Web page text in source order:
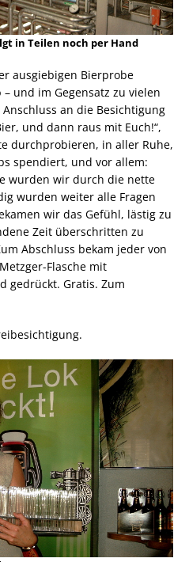
in Teilen noch per Hand
ausgiebigen Bierprobe
und im Gegensatz zu vielen
an die Besichtigung
und dann raus mit Euch!“,
durchprobieren, in aller Ruhe,
spendiert, und vor allem:
wurden wir durch die nette
wurden weiter alle Fragen
wir das Gefühl, lästig zu
Zeit überschritten zu
Abschluss bekam jeder von
Flasche mit
gedrückt. Gratis. Zum